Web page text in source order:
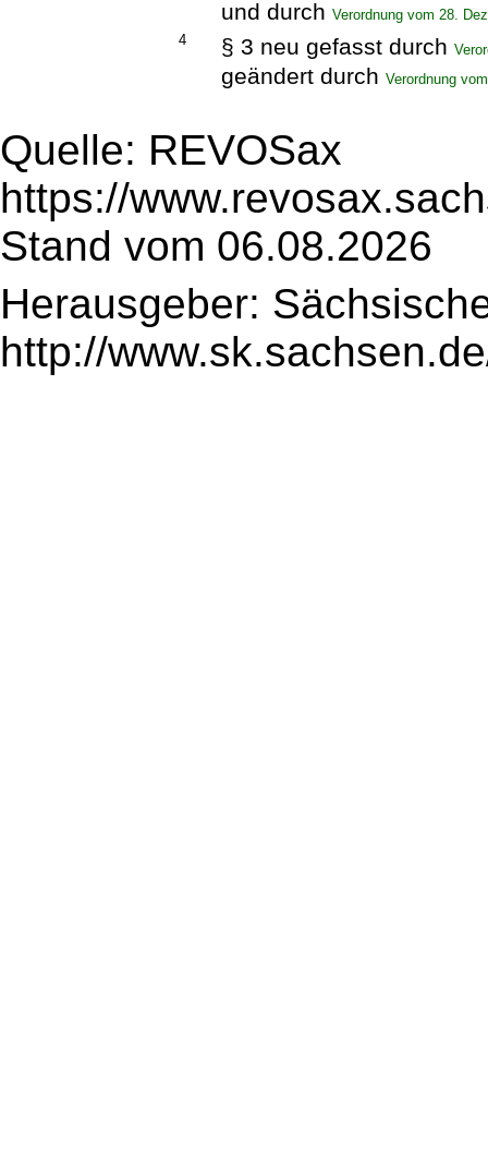
und durchVerordnung vom 28.
4
§ 3 neu gefasst durch
geändert durchVerordnung
Quelle: REVOSax
https://
Stand vom 06.08.2026
Herausgeber:
http://